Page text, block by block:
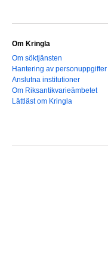
Om Kringla
Om söktjänsten
Hantering av personuppgifter
Anslutna institutioner
Om Riksantikvarieämbetet
Lättläst om Kringla